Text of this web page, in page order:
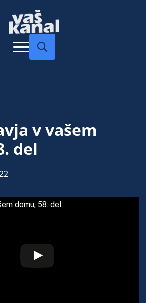
v vašem
del
domu, 58. del